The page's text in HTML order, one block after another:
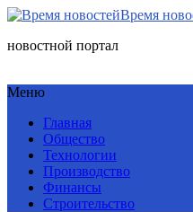
Время
новостной портал
Меню
Главная
Общество
Технологии
Производство
Финансы
Строительство